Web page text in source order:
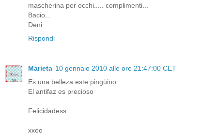
mascherina per occhi..... complimenti...
Bacio...
Deni
Rispondi
Marieta 10 gennaio 2010 alle ore 21:47:00 CET
Es una belleza este pingüino.
El antifaz es precioso
Felicidadess
xxoo